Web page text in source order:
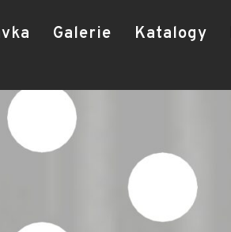
Galerie Katalogy